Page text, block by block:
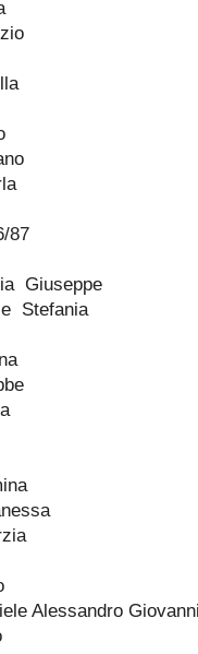
87
Giuseppe
Stefania
Alessandro